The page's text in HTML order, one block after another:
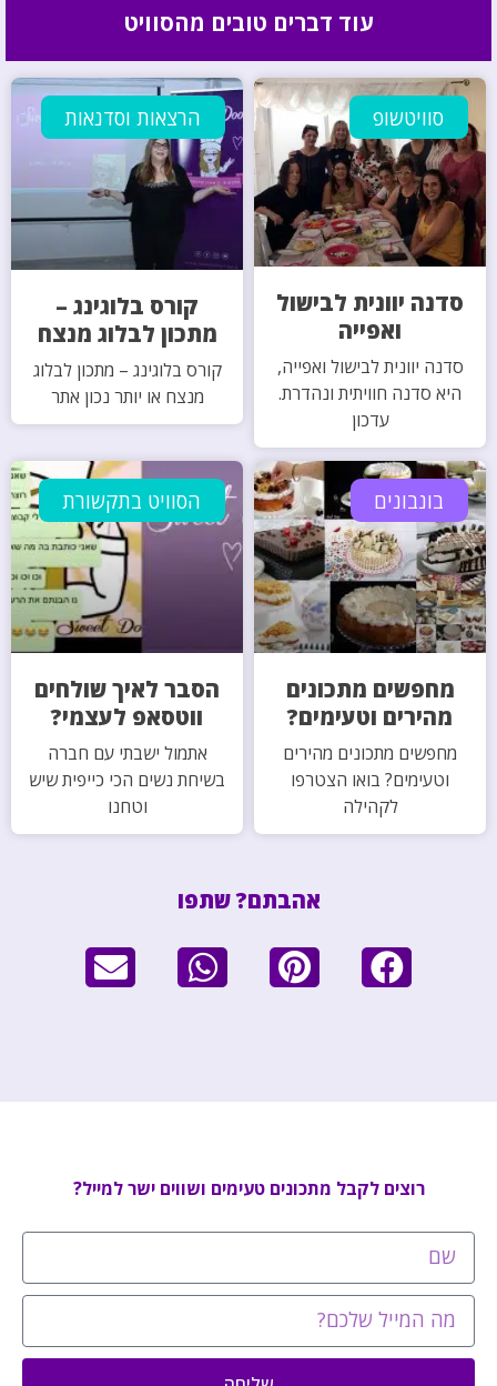
עוד דברים טובים מהסוויט
סוויטשופ
סדנה יוונית לבישול
ואפייה
סדנה יוונית לבישול ואפייה,
היא סדנה חוויתית ונהדרת.
עדכון
הרצאות וסדנאות
קורס בלוגינג –
מתכון לבלוג מנצח
קורס בלוגינג – מתכון לבלוג
מנצח או יותר נכון אתר
בונבונים
מחפשים מתכונים
מהירים וטעימים?
מחפשים מתכונים מהירים
וטעימים? בואו הצטרפו
לקהילה
הסוויט בתקשורת
הסבר לאיך שולחים
ווטסאפ לעצמי?
אתמול ישבתי עם חברה
בשיחת נשים הכי כייפית שיש
וטחנו
אהבתם? שתפו
רוצים לקבל מתכונים טעימים ושווים ישר למייל?